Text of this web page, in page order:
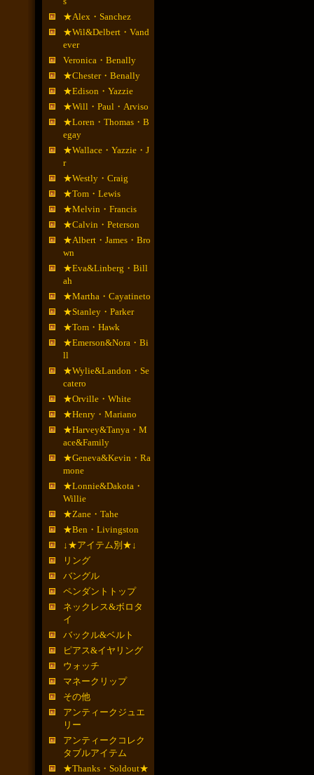
★Alex・Sanchez
★Wil&Delbert・Vand
ever
Veronica・Benally
★Chester・Benally
★Edison・Yazzie
★Will・Paul・Arviso
★Loren・Thomas・B
egay
★Wallace・Yazzie・J
r
★Westly・Craig
★Tom・Lewis
★Melvin・Francis
★Calvin・Peterson
★Albert・James・Bro
wn
★Eva&Linberg・Bill
ah
★Martha・Cayatineto
★Stanley・Parker
★Tom・Hawk
★Emerson&Nora・Bi
ll
★Wylie&Landon・Se
catero
★Orville・White
★Henry・Mariano
★Harvey&Tanya・M
ace&Family
★Geneva&Kevin・Ra
mone
★Lonnie&Dakota・
Willie
★Zane・Tahe
★Ben・Livingston
↓★アイテム別★↓
リング
バングル
ペンダントトップ
ネックレス&ボロタ
イ
バックル&ベルト
ピアス&イヤリング
ウォッチ
マネークリップ
その他
アンティークジュエ
リー
アンティークコレク
タブルアイテム
★Thanks・Soldout★